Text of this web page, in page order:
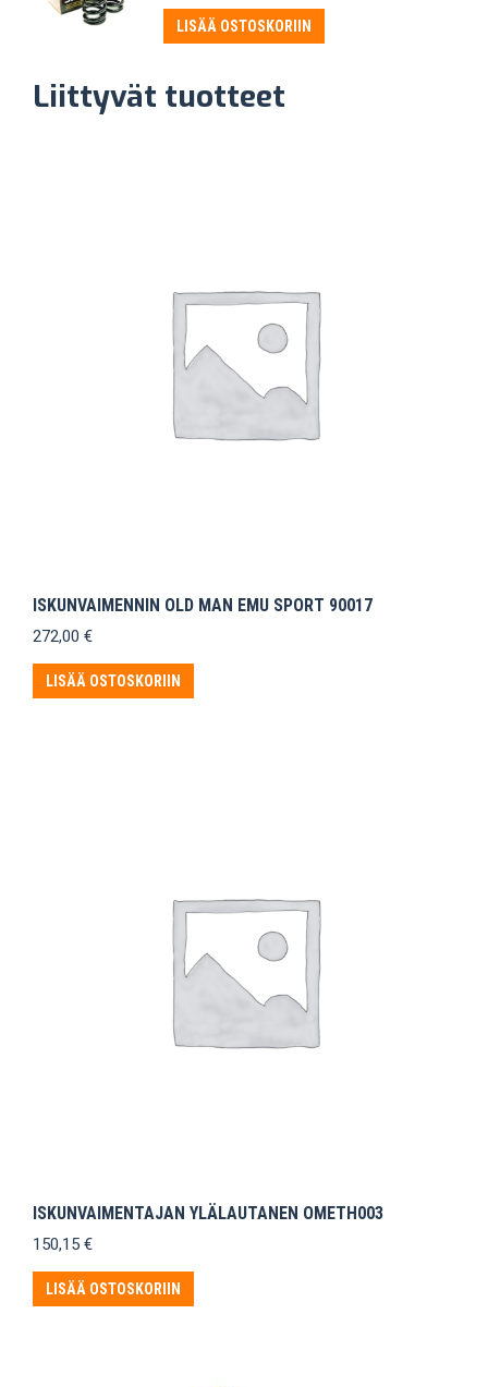
oli:
530,50 €.
on:
365,00 €.
LISÄÄ OSTOSKORIIN
Liittyvät tuotteet
ISKUNVAIMENNIN OLD MAN EMU SPORT 90017
272,00 €
LISÄÄ OSTOSKORIIN
ISKUNVAIMENTAJAN YLÄLAUTANEN OMETH003
150,15 €
LISÄÄ OSTOSKORIIN